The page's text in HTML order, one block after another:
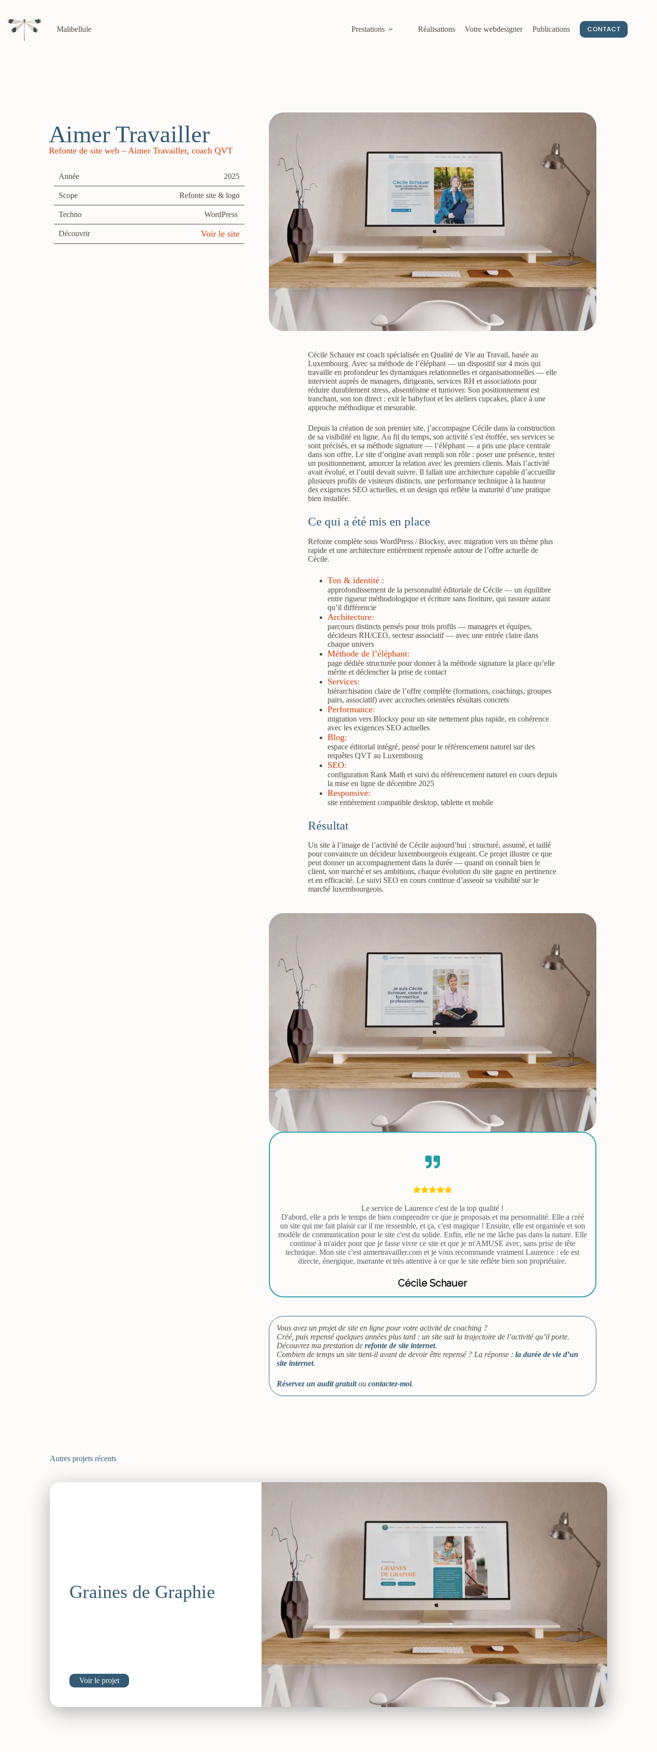
Malibellule Prestations Réalisations Votre webdesigner Publications CONTACT
Aimer Travailler
Refonte de site web – Aimer Travailler, coach QVT
Année 2025
Scope Refonte site & logo
Techno WordPress
Découvrir Voir le site
Cécile Schauer est coach spécialisée en Qualité de Vie au Travail, basée au
Luxembourg. Avec sa méthode de l’éléphant — un dispositif sur 4 mois qui
travaille en profondeur les dynamiques relationnelles et organisationnelles — elle
intervient auprès de managers, dirigeants, services RH et associations pour
réduire durablement stress, absentéisme et turnover. Son positionnement est
tranchant, son ton direct : exit le babyfoot et les ateliers cupcakes, place à une
approche méthodique et mesurable.
Depuis la création de son premier site, j’accompagne Cécile dans la construction
de sa visibilité en ligne. Au fil du temps, son activité s’est étoffée, ses services se
sont précisés, et sa méthode signature — l’éléphant — a pris une place centrale
dans son offre. Le site d’origine avait rempli son rôle : poser une présence, tester
un positionnement, amorcer la relation avec les premiers clients. Mais l’activité
avait évolué, et l’outil devait suivre. Il fallait une architecture capable d’accueillir
plusieurs profils de visiteurs distincts, une performance technique à la hauteur
des exigences SEO actuelles, et un design qui reflète la maturité d’une pratique
bien installée.
Ce qui a été mis en place
Refonte complète sous WordPress / Blocksy, avec migration vers un thème plus
rapide et une architecture entièrement repensée autour de l’offre actuelle de
Cécile.
Ton & identité :
approfondissement de la personnalité éditoriale de Cécile — un équilibre
entre rigueur méthodologique et écriture sans fioriture, qui rassure autant
qu’il différencie
Architecture:
parcours distincts pensés pour trois profils — managers et équipes,
décideurs RH/CEO, secteur associatif — avec une entrée claire dans
chaque univers
Méthode de l’éléphant:
page dédiée structurée pour donner à la méthode signature la place qu’elle
mérite et déclencher la prise de contact
Services:
hiérarchisation claire de l’offre complète (formations, coachings, groupes
pairs, associatif) avec accroches orientées résultats concrets
Performance:
migration vers Blocksy pour un site nettement plus rapide, en cohérence
avec les exigences SEO actuelles
Blog:
espace éditorial intégré, pensé pour le référencement naturel sur des
requêtes QVT au Luxembourg
SEO:
configuration Rank Math et suivi du référencement naturel en cours depuis
la mise en ligne de décembre 2025
Responsive:
site entièrement compatible desktop, tablette et mobile
Résultat
Un site à l’image de l’activité de Cécile aujourd’hui : structuré, assumé, et taillé
pour convaincre un décideur luxembourgeois exigeant. Ce projet illustre ce que
peut donner un accompagnement dans la durée — quand on connaît bien le
client, son marché et ses ambitions, chaque évolution du site gagne en pertinence
et en efficacité. Le suivi SEO en cours continue d’asseoir sa visibilité sur le
marché luxembourgeois.
Cécile Schauer
Le service de Laurence c'est de la top qualité !
D'abord, elle a pris le temps de bien comprendre ce que je proposais et ma personnalité. Elle a créé
un site qui me fait plaisir car il me ressemble, et ça, c'est magique ! Ensuite, elle est organisée et son
modèle de communication pour le site c'est du solide. Enfin, elle ne me lâche pas dans la nature. Elle
continue à m'aider pour que je fasse vivre ce site et que je m'AMUSE avec, sans prise de tête
technique. Mon site c'est aimertravailler.com et je vous recommande vraiment Laurence : ele est
directe, énergique, marrante et très attentive à ce que le site reflète bien son propriétaire.
Vous avez un projet de site en ligne pour votre activité de coaching ?
Créé, puis repensé quelques années plus tard : un site suit la trajectoire de l’activité qu’il porte.
Découvrez ma prestation de refonte de site internet.
Combien de temps un site tient-il avant de devoir être repensé ? La réponse : la durée de vie d’un
site internet.
Réservez un audit gratuitou contactez-moi.
Autres projets récents
Graines de Graphie
Voir le projet